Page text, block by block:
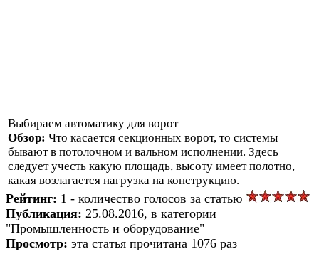
Выбираем автоматику для ворот
Обзор: Что касается секционных ворот, то системы
бывают в потолочном и вальном исполнении. Здесь
следует учесть какую площадь, высоту имеет полотно,
какая возлагается нагрузка на конструкцию.
Рейтинг: 1 - количество голосов за статью
Публикация: 25.08.2016, в категории
"Промышленность и оборудование"
Просмотр: эта статья прочитана 1076 раз